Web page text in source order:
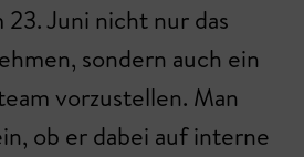
Juni nicht nur das
sondern auch ein
vorzustellen. Man
ob er dabei auf interne